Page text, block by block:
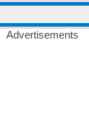
Advertisements